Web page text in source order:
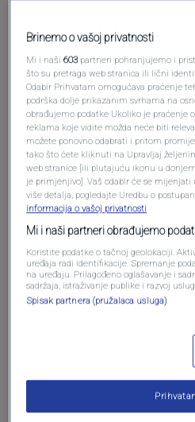
Oglas
Oglas
NAJČITANIJE
Brinemo o vašoj privatnosti
Mi i naši603 partneri pohranjujemo i
što su pretraga web stranica ili lični
Odabir Prihvatam omogućava praćenje
podrška dolje prikazanim svrhama na
obrađujemo podatke Ukoliko je praćenje
reklama koje vidite možda neće biti
možete ponovno odabrati i pritom
tako što ćete kliknuti na Upravljaj
web stranice [ili plutajuću ikonu u
je primjenjivo]. Vaš odabir će se mijenjati
više detalja, pogledajte Uredbu o
informacija o vašoj privatnosti
Mi i naši partneri obrađujemo
Koristite podatke o tačnoj geolokaciji.
uređaja radi identifikacije. Spremanje
na uređaju. Prilagođeno oglašavanje i
sadržaja, istraživanje publike i razvoj
Spisak partnera (pružalaca usluga)